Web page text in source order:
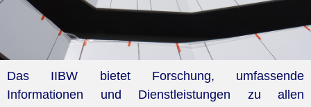
Das IIBW bietet Forschung, umfassende
Informationen und Dienstleistungen zu allen